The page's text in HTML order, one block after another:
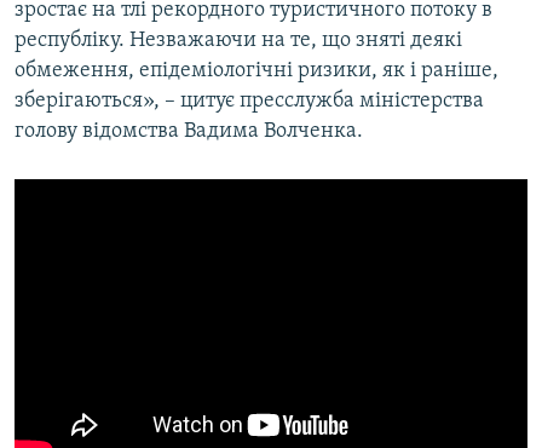
зростає на тлі рекордного туристичного потоку в
республіку. Незважаючи на те, що зняті деякі
обмеження, епідеміологічні ризики, як і раніше,
зберігаються», – цитує пресслужба міністерства
голову відомства Вадима Волченка.